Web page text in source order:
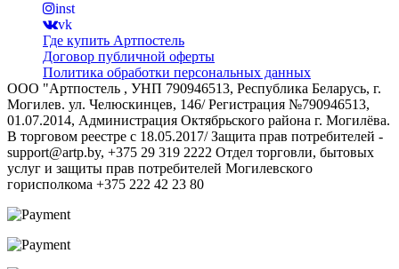
inst
vk
Где купить Артпостель
Договор публичной оферты
Политика обработки персональных данных
ООО "Артпостель , УНП 790946513, Республика Беларусь, г.
Могилев. ул. Челюскинцев, 146/ Регистрация №790946513,
01.07.2014, Администрация Октябрьского района г. Могилёва.
В торговом реестре с 18.05.2017/ Защита прав потребителей -
support@artp.by, +375 29 319 2222 Отдел торговли, бытовых
услуг и защиты прав потребителей Могилевского
горисполкома +375 222 42 23 80